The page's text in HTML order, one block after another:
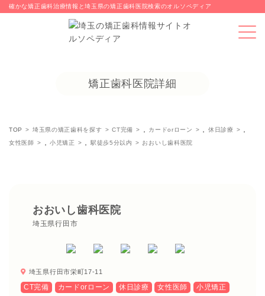
確かな矯正歯科治療情報と埼玉県の矯正歯科医院検索のオルソペディア
矯正歯科医院詳細
TOP 埼玉県の矯正歯科を探す CT完備 カードorローン 休日診療
女性医師 小児矯正 駅徒歩5分以内 おおいし歯科医院
おおいし歯科医院
埼玉県行田市
埼玉県行田市栄町17-11
CT完備 カードorローン 休日診療 女性医師
小児矯正